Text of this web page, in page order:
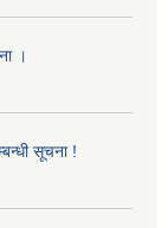
।
सूचना !